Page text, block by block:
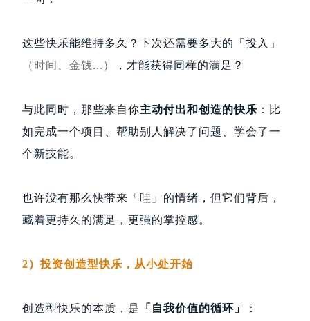
这些快乐能维持多久？下次还需要多大的「投入」
（时间、金钱...）
，才能获得同样的满足？
与此同时，那些来自你主动付出和创造的快乐 ：比
如完成一个项目、帮助别人解决了问题、学会了一
个新技能。
也许没有那么快带来「哇」的情绪，但它们背后，
藏着更持久的满足，更强的掌控感。
2）投资创造型快乐，从小处开始
创造型快乐的本质，是 「自我价值的循环」 ：